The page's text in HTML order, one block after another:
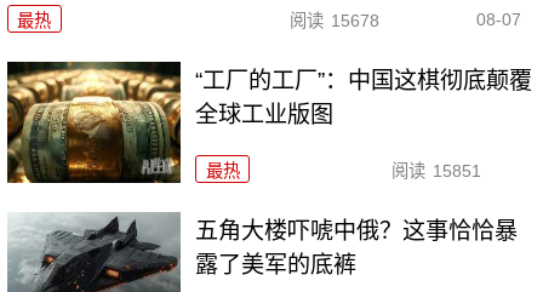
最热 阅读 15678 08-07
“工厂的工厂”：中国这棋彻底颠覆
全球工业版图
最热 阅读 15851
五角大楼吓唬中俄？这事恰恰暴
露了美军的底裤